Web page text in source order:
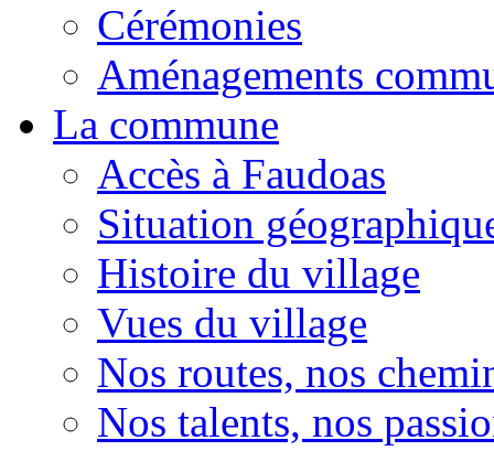
Cérémonies
Aménagements
La commune
Accès à Faudoas
Situation
Histoire du village
Vues du village
Nos routes, nos
Nos talents, nos